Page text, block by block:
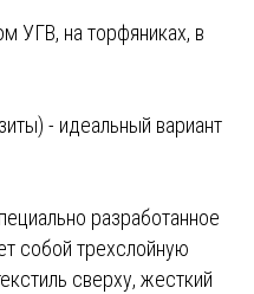
УГВ, на торфяниках, в
- идеальный вариант
разработанное
собой трехслойную
сверху, жесткий